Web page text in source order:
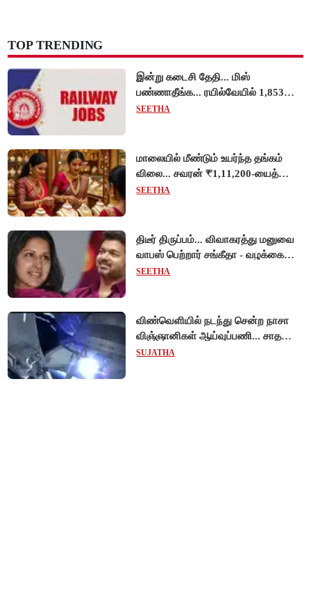
TOP TRENDING
இன்று கடைசி தேதி... மிஸ்
பண்ணாதீங்க... ரயில்வேயில் 1,853
அப்ரண்டிஸ் பணியிடங்களுக்கு
SEETHA
மாலையில் மீண்டும் உயர்ந்த தங்கம்
விலை... சவரன் ₹1,11,200-யைத்
தொட்டது!
SEETHA
திடீர் திருப்பம்... விவாகரத்து மனுவை
வாபஸ் பெற்றார் சங்கீதா - வழக்கை
முடித்து வைத்தது செங்கல்பட்டு
SEETHA
விண்வெளியில் நடந்து சென்ற நாசா
விஞ்ஞானிகள் ஆய்வுப்பணி... சாதனை
!
SUJATHA